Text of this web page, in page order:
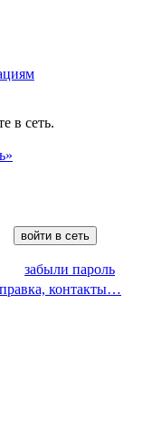
в сеть.
забыли пароль
контакты…